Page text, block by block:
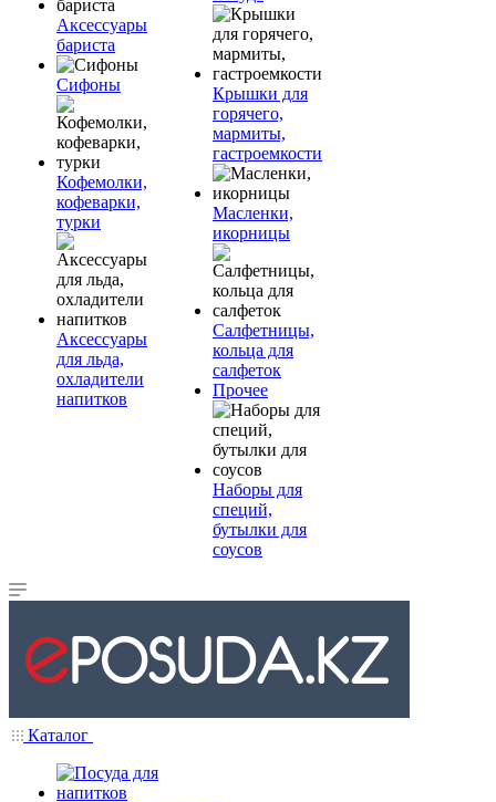
Аксессуары
бариста
Сифоны
Кофемолки,
кофеварки,
турки
Аксессуары
для льда,
охладители
напитков
Крышки для
горячего,
мармиты,
гастроемкости
Масленки,
икорницы
Салфетницы,
кольца для
салфеток
Прочее
Наборы для
специй,
бутылки для
соусов
Каталог